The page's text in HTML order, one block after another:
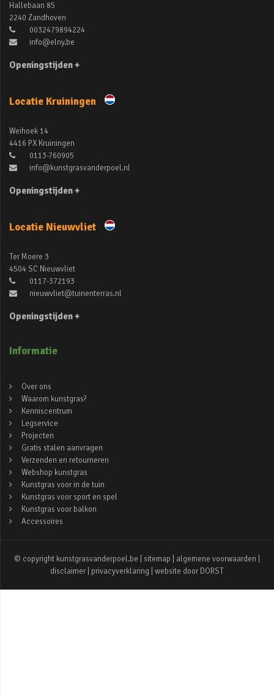
Hallebaan 85
2240 Zandhoven
0032479894224
info@elny.be
Openingstijden +
Locatie Kruiningen
Weihoek 14
4416 PX Kruiningen
0113-760905
info@kunstgrasvanderpoel.nl
Openingstijden +
Locatie Nieuwvliet
Ter Moere 3
4504 SC Nieuwvliet
0117-372193
nieuwvliet@tuinenterras.nl
Openingstijden +
Informatie
Over ons
Waarom kunstgras?
Kenniscentrum
Legservice
Projecten
Gratis stalen aanvragen
Verzenden en retourneren
Webshop kunstgras
Kunstgras voor in de tuin
Kunstgras voor sport en spel
Kunstgras voor balkon
Accessoires
© copyright kunstgrasvanderpoel.be | sitemap algemene voorwaarden
disclaimer
privacyverklaring | website door DORST